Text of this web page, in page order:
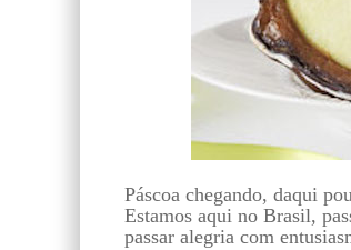
Páscoa chegando, daqui
Estamos aqui no Brasil,
passar alegria com